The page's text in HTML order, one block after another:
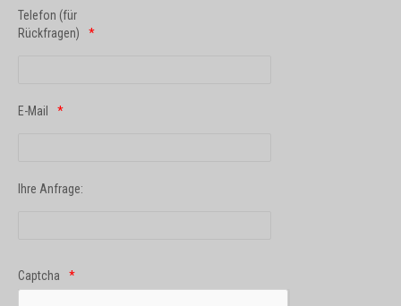
Telefon (für
Rückfragen)
E-Mail
Ihre Anfrage:
Captcha